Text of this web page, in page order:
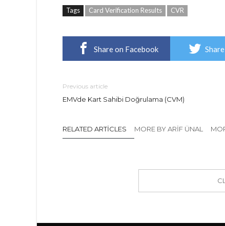
Tags Card Verification Results CVR
Share on Facebook
Previous article
EMVde Kart Sahibi Doğrulama (CVM)
RELATED ARTICLES MORE BY ARIF ÜNAL